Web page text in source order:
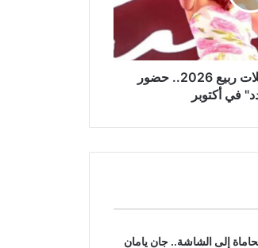
روبي تُشعل أولى حفلات ربيع 2026.. حضور
في أكتوبر
إلى الشاشة.. جان يامان